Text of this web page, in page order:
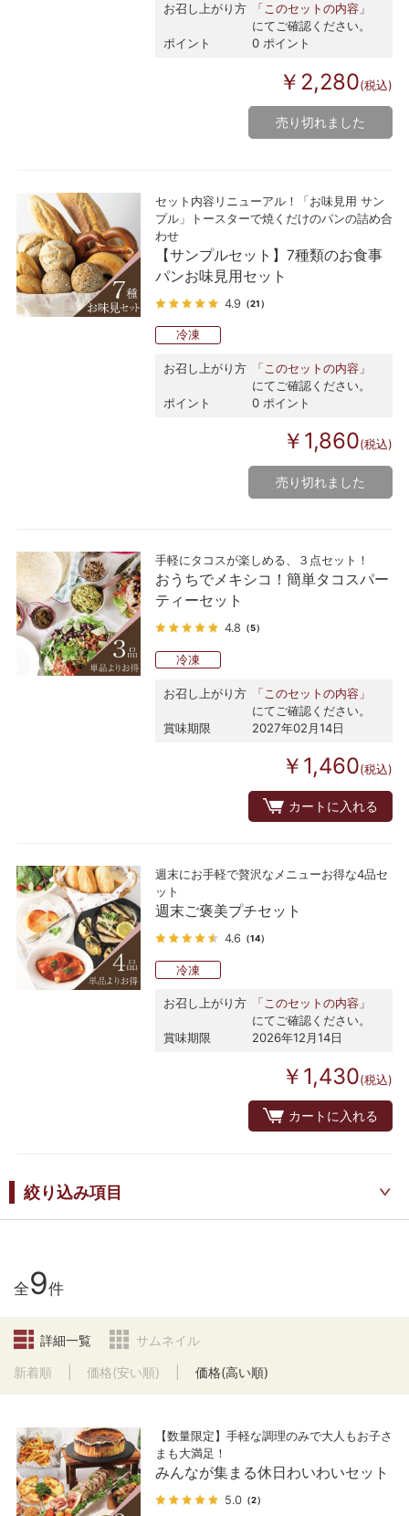
お召し上がり方
「このセットの内容」
にてご確認ください。
ポイント
0 ポイント
￥2,280(税込)
売り切れました
セット内容リニューアル！「お味見用 サン
プル」トースターで焼くだけのパンの詰め合
わせ
【サンプルセット】7種類のお食事
パンお味見用セット
4.9 （21）
冷凍
お召し上がり方
「このセットの内容」
にてご確認ください。
ポイント
0 ポイント
￥1,860(税込)
売り切れました
手軽にタコスが楽しめる、３点セット！
おうちでメキシコ！簡単タコスパー
ティーセット
4.8 （5）
冷凍
お召し上がり方
「このセットの内容」
にてご確認ください。
賞味期限
2027年02月14日
￥1,460(税込)
カートに入れる
週末にお手軽で贅沢なメニューお得な4品セ
ット
週末ご褒美プチセット
4.6 （14）
冷凍
お召し上がり方
「このセットの内容」
にてご確認ください。
賞味期限
2026年12月14日
￥1,430(税込)
カートに入れる
絞り込み項目
全9件
詳細一覧 サムネイル
新着順 価格(安い順) 価格(高い順)
【数量限定】手軽な調理のみで大人もお子さ
まも大満足！
みんなが集まる休日わいわいセット
5.0 （2）